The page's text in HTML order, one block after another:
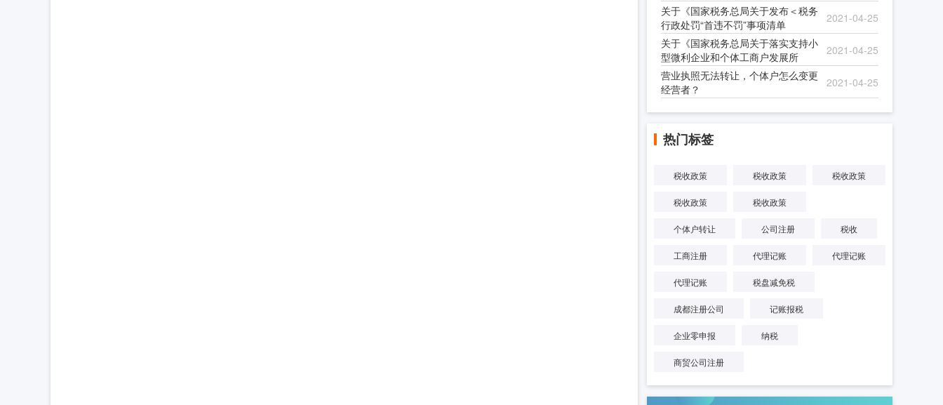
关于《国家税务总局关于发布＜税务
行政处罚“首违不罚”事项清单
2021-04-25
关于《国家税务总局关于落实支持小
型微利企业和个体工商户发展所
2021-04-25
营业执照无法转让，个体户怎么变更
经营者？
2021-04-25
热门标签
税收政策 税收政策 税收政策
税收政策 税收政策
个体户转让 公司注册 税收
工商注册 代理记账 代理记账
代理记账 税盘减免税
成都注册公司 记账报税
企业零申报 纳税
商贸公司注册